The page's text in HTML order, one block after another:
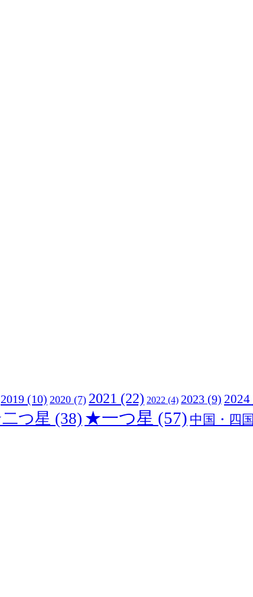
2019 (10) 2020 (7) 2021 (22) 2022 (4) 2023 (9) 2024
つ星 (38) ★一つ星 (57) 中国・四国